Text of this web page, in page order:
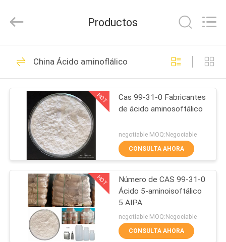
HOGAR
PRODUCTOS
SOBRE
NOSOTROS
VIAJE
FÁBRICA
Rights
Reserved.
ECER
Ácido nitrobenzoico
44
Cloruro de
nitrobenzoílo
7
Productos
China Ácido aminoflálico
HOT
Cas 99-31-0 Fabricantes
de ácido aminosoftálico
negotiable MOQ:Negociable
CONSULTA AHORA
HOT
Número de CAS 99-31-0
Ácido 5-aminoisoftálico
5 AIPA
negotiable MOQ:Negociable
CONSULTA AHORA